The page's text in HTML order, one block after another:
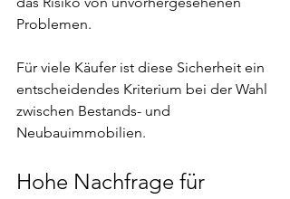
Problemen.
Für viele Käufer ist diese Sicherheit ein
entscheidendes Kriterium bei der Wahl
zwischen Bestands- und
Neubauimmobilien.
Hohe Nachfrage für